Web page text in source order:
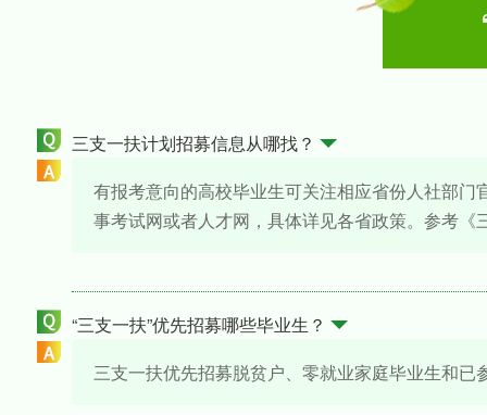
三支一扶计划招募信息从哪找？
有报考意向的高校毕业生可关注相应省份人社部门
事考试网或者人才网，具体详见各省政策。参考
“三支一扶”优先招募哪些毕业生？
三支一扶优先招募脱贫户、零就业家庭毕业生和已